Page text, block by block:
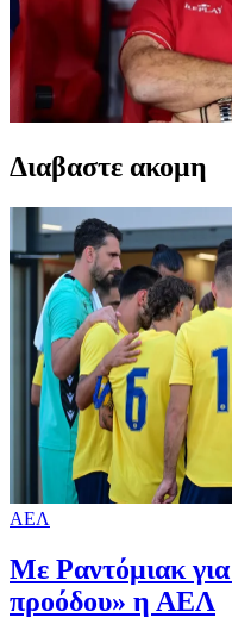
Διαβαστε ακομη
ΑΕΛ
Με Ραντόμιακ για
προόδου» η ΑΕΛ